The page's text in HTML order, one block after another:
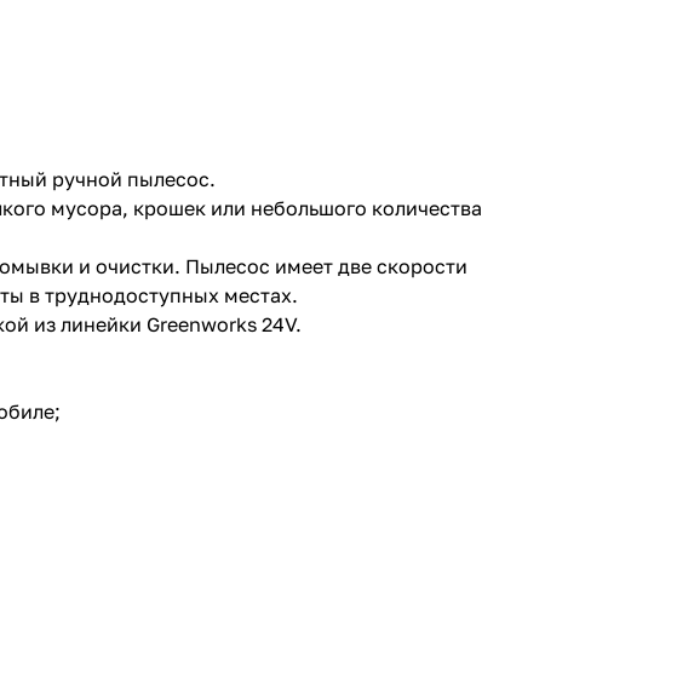
ручной пылесос.
мусора, крошек или небольшого количества
и очистки. Пылесос имеет две скорости
в труднодоступных местах.
из линейки Greenworks 24V.
раз в 2 недели